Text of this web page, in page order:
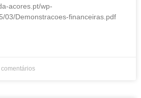
acores.pt/wp-
03/Demonstracoes-financeiras.pdf
comentários